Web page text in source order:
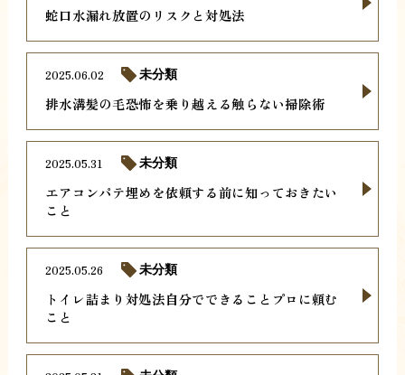
蛇口水漏れ放置のリスクと対処法
排水溝髪の毛恐怖を乗り越える触らない掃除術
2025.06.02 未分類
エアコンパテ埋めを依頼する前に知っておきたい
こと
2025.05.31 未分類
トイレ詰まり対処法自分でできることプロに頼む
こと
2025.05.26 未分類